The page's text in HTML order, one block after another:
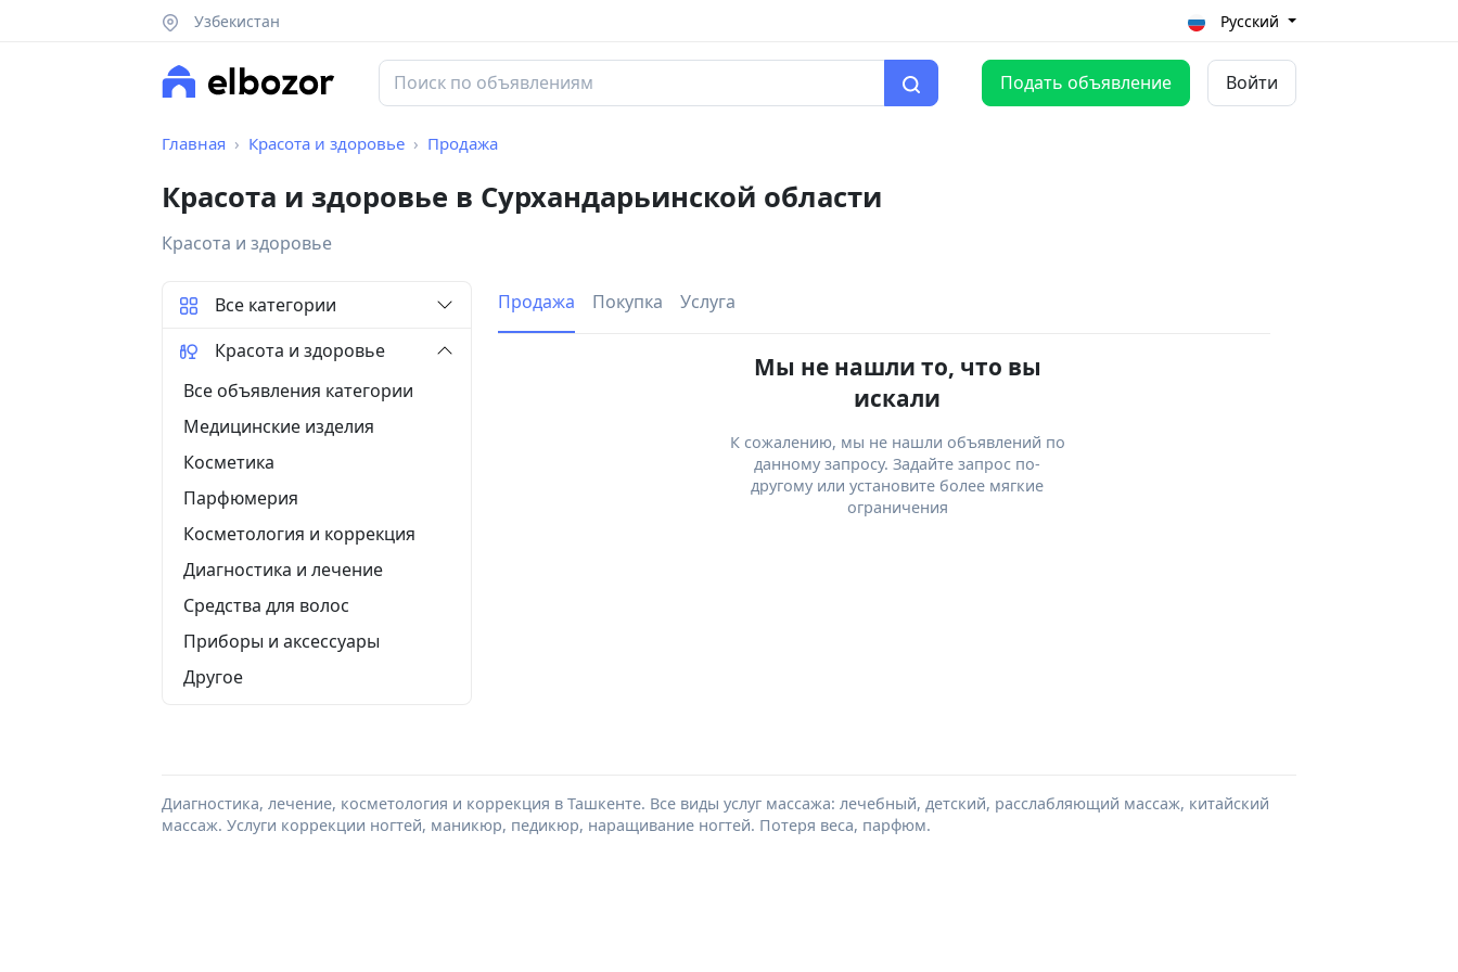
Узбекистан Русский
Подать объявление Войти
Главная Красота и здоровье Продажа
Красота и здоровье в Сурхандарьинской области
Красота и здоровье
Продажа Покупка Услуга
Мы не нашли то, что вы
искали
К сожалению, мы не нашли объявлений по
данному запросу. Задайте запрос по-
другому или установите более мягкие
ограничения
Все категории
Красота и здоровье
Все объявления категории
Медицинские изделия
Косметика
Парфюмерия
Косметология и коррекция
Диагностика и лечение
Средства для волос
Приборы и аксессуары
Другое
Диагностика, лечение, косметология и коррекция в Ташкенте. Все виды услуг массажа: лечебный, детский, расслабляющий массаж, китайский
массаж. Услуги коррекции ногтей, маникюр, педикюр, наращивание ногтей. Потеря веса, парфюм.